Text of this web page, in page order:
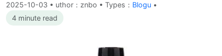
2025-10-03 • uthor：znbo • Types： Blogu •
4 minute read